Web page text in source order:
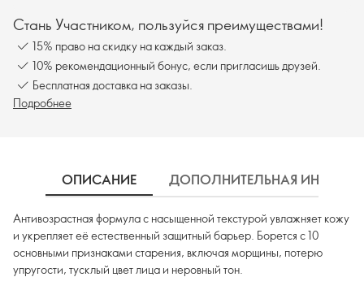
Стань Участником, пользуйся преимуществами!
15% право на скидку на каждый заказ.
10% рекомендационный бонус, если пригласишь друзей.
Бесплатная доставка на заказы.
Подробнее
ОПИСАНИЕ ДОПОЛНИТЕЛЬНАЯ
Антивозрастная формула с насыщенной текстурой увлажняет кожу
и укрепляет её естественный защитный барьер. Борется с 10
основными признаками старения, включая морщины, потерю
упругости, тусклый цвет лица и неровный тон.